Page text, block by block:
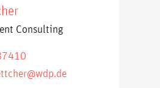
Consulting